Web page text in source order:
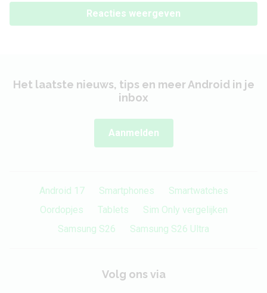
Reacties weergeven
Het laatste nieuws, tips en meer Android in je
inbox
Aanmelden
Android 17 Smartphones
Smartwatches
Oordopjes
Tablets
Sim Only vergelijken
Samsung S26
Samsung S26 Ultra
Volg ons via